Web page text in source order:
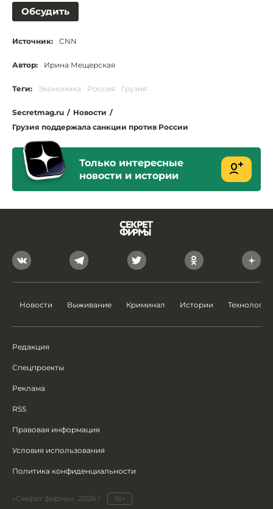
Обсудить
Источник: CNN
Автор: Ирина Мещерская
Теги: Экономика Россия Грузия
Secretmag.ru / Новости /
Грузия поддержала санкции против России
Только интересные
новости и истории
Новости Выживание Криминал Истории Технологии
Редакция
Спецпроекты
Реклама
RSS
Правовая информация
Условия использования
Политика конфиденциальности
«Секрет фирмы», 2026 г. 18+